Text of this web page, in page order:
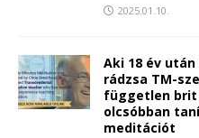
2025.01.10.
Aki 18 év
rádzsa TM-
független brit
olcsóbban
meditációt